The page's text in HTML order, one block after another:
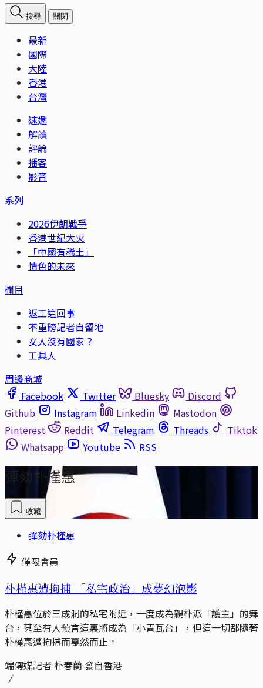
搜尋 關閉
最新
國際
大陸
香港
台灣
速遞
解讀
評論
播客
影音
系列
2026伊朗戰爭
香港世紀大火
「中國有稀土」
情色的未來
欄目
返工這回事
不重磅記者自留地
女人沒有國家？
工具人
周邊商城
Facebook
Twitter Bluesky
Discord
Github
Instagram Linkedin
Mastodon
Pinterest
Reddit Telegram Threads
Tiktok
Whatsapp
Youtube RSS
彈劾朴槿惠
收藏
彈劾朴槿惠
僅限會員
朴槿惠遭拘捕 「私宅政治」成夢幻泡影
朴槿惠位於三成洞的私宅附近，一度成為親朴派「護主」的舞
台，甚至有人預言這裏將成為「小青瓦台」，但這一切都隨著
朴槿惠遭拘捕而戛然而止。
端傳媒記者 朴春蘭 發自香港